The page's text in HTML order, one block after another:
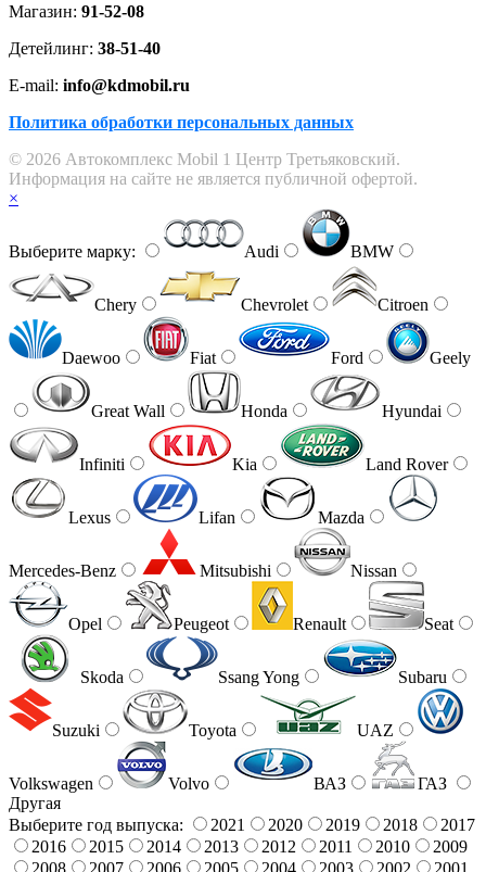
Магазин: 91-52-08
Детейлинг: 38-51-40
E-mail: info@kdmobil.ru
Политика обработки персональных данных
© 2026 Автокомплекс Mobil 1 Центр Третьяковский.
Информация на сайте не является публичной офертой.
×
Выберите марку: Audi BMW
Chery Chevrolet Citroen
Daewoo Fiat Ford Geely
Great Wall Honda Hyundai
Infiniti Kia Land Rover
Lexus Lifan Mazda
Mercedes-Benz Mitsubishi Nissan
Opel Peugeot Renault Seat
Skoda Ssang Yong Subaru
Suzuki Toyota UAZ
Volkswagen Volvo ВАЗ
ГАЗ
Другая
Выберите год выпуска:
2021 2020 2019 2018
2017
2016
2015 2014 2013 2012 2011 2010
2009
2008
2007 2006 2005 2004 2003 2002 2001